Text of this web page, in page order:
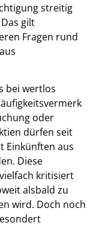
streitig
gilt
Fragen rund
bei wertlos
oder
dürfen seit
Einkünften aus
Diese
kritisiert
alsbald zu
wird. Doch noch